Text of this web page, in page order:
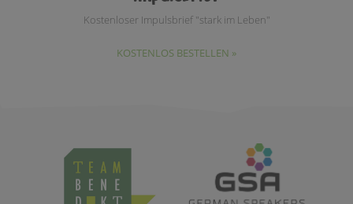
Kostenloser Impulsbrief "stark im Leben"
KOSTENLOS BESTELLEN »